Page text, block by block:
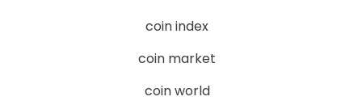
coin index
coin market
coin world